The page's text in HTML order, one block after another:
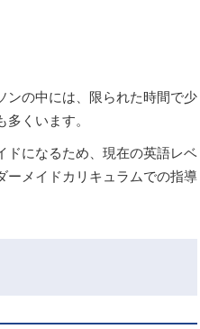
ンの中には、限られた時間で少
くいます。
ドになるため、現在の英語レベ
ーメイドカリキュラムでの指導